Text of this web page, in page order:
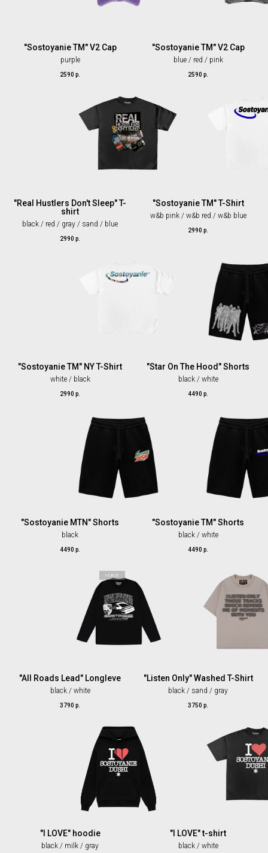
"Sostoyanie TM" V2 Cap
purple
2590 р.
"Sostoyanie TM" V2 Cap
blue / red / pink
2590 р.
"Real Hustlers Don't Sleep" T-
shirt
black / red / gray / sand / blue
2990 р.
"Sostoyanie TM" T-Shirt
w&b pink / w&b red / w&b blue
2990 р.
"Sostoyanie TM" NY T-Shirt
white / black
2990 р.
"Star On The Hood" Shorts
black / white
4490 р.
"Sostoyanie MTN" Shorts
black
4490 р.
"Sostoyanie TM" Shorts
black / white
4490 р.
НОВОЕ
"All Roads Lead" Longleve
black / white
3790 р.
"Listen Only" Washed T-Shirt
black / sand / gray
3750 р.
"I LOVE" hoodie
black / milk / gray
"I LOVE" t-shirt
black / white